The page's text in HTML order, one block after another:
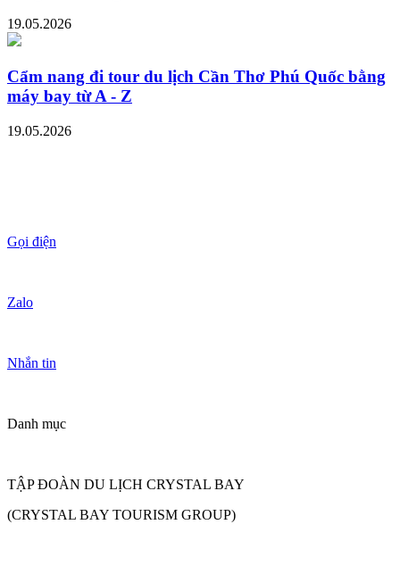
19.05.2026
Cẩm nang đi tour du lịch Cần Thơ Phú Quốc bằng
máy bay từ A - Z
19.05.2026
Gọi điện
Zalo
Nhắn tin
Danh mục
TẬP ĐOÀN DU LỊCH CRYSTAL BAY
(CRYSTAL BAY TOURISM GROUP)